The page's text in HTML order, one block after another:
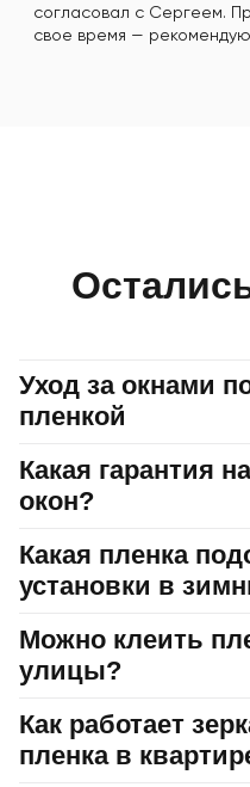
согласовал с Сергеем.
свое время —
Уход за окнами
пленкой
Какая гарантия
окон?
Какая пленка
установки в
Можно клеить
улицы?
Как работает
пленка в